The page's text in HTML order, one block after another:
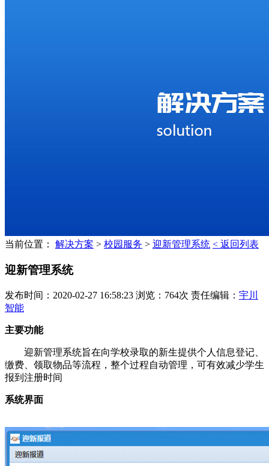
当前位置： 解决方案 > 校园服务 > 迎新管理系统 < 返回列表
迎新管理系统
发布时间：2020-02-27 16:58:23 浏览：764次 责任编辑： 宇川
智能
主要功能
迎新管理系统旨在向学校录取的新生提供个人信息登记、
缴费、领取物品等流程，整个过程自动管理，可有效减少学生
报到注册时间
系统界面